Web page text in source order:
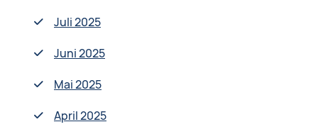
Juli 2025
Juni 2025
Mai 2025
April 2025